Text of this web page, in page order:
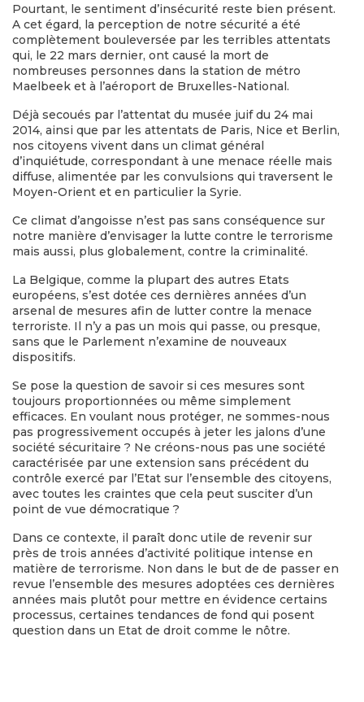
Pourtant, le sentiment d’insécurité reste bien présent.
A cet égard, la perception de notre sécurité a été
complètement bouleversée par les terribles attentats
qui, le 22 mars dernier, ont causé la mort de
nombreuses personnes dans la station de métro
Maelbeek et à l’aéroport de Bruxelles-National.
Déjà secoués par l’attentat du musée juif du 24 mai
2014, ainsi que par les attentats de Paris, Nice et Berlin,
nos citoyens vivent dans un climat général
d’inquiétude, correspondant à une menace réelle mais
diffuse, alimentée par les convulsions qui traversent le
Moyen-Orient et en particulier la Syrie.
Ce climat d’angoisse n’est pas sans conséquence sur
notre manière d’envisager la lutte contre le terrorisme
mais aussi, plus globalement, contre la criminalité.
La Belgique, comme la plupart des autres Etats
européens, s’est dotée ces dernières années d’un
arsenal de mesures afin de lutter contre la menace
terroriste. Il n’y a pas un mois qui passe, ou presque,
sans que le Parlement n’examine de nouveaux
dispositifs.
Se pose la question de savoir si ces mesures sont
toujours proportionnées ou même simplement
efficaces. En voulant nous protéger, ne sommes-nous
pas progressivement occupés à jeter les jalons d’une
société sécuritaire ? Ne créons-nous pas une société
caractérisée par une extension sans précédent du
contrôle exercé par l’Etat sur l’ensemble des citoyens,
avec toutes les craintes que cela peut susciter d’un
point de vue démocratique ?
Dans ce contexte, il paraît donc utile de revenir sur
près de trois années d’activité politique intense en
matière de terrorisme. Non dans le but de de passer en
revue l’ensemble des mesures adoptées ces dernières
années mais plutôt pour mettre en évidence certains
processus, certaines tendances de fond qui posent
question dans un Etat de droit comme le nôtre.